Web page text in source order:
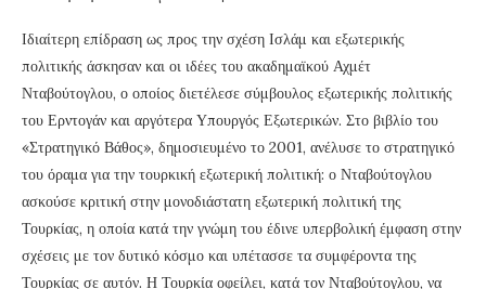
Ιδιαίτερη επίδραση ως προς την σχέση Ισλάμ και εξωτερικής
πολιτικής άσκησαν και οι ιδέες του ακαδημαϊκού Αχμέτ
Νταβούτογλου, ο οποίος διετέλεσε σύμβουλος εξωτερικής πολιτικής
του Ερντογάν και αργότερα Υπουργός Εξωτερικών. Στο βιβλίο του
«Στρατηγικό Βάθος», δημοσιευμένο το 2001, ανέλυσε το στρατηγικό
του όραμα για την τουρκική εξωτερική πολιτική: ο Νταβούτογλου
ασκούσε κριτική στην μονοδιάστατη εξωτερική πολιτική της
Τουρκίας, η οποία κατά την γνώμη του έδινε υπερβολική έμφαση στην
σχέσεις με τον δυτικό κόσμο και υπέτασσε τα συμφέροντα της
Τουρκίας σε αυτόν. Η Τουρκία οφείλει, κατά τον Νταβούτογλου, να